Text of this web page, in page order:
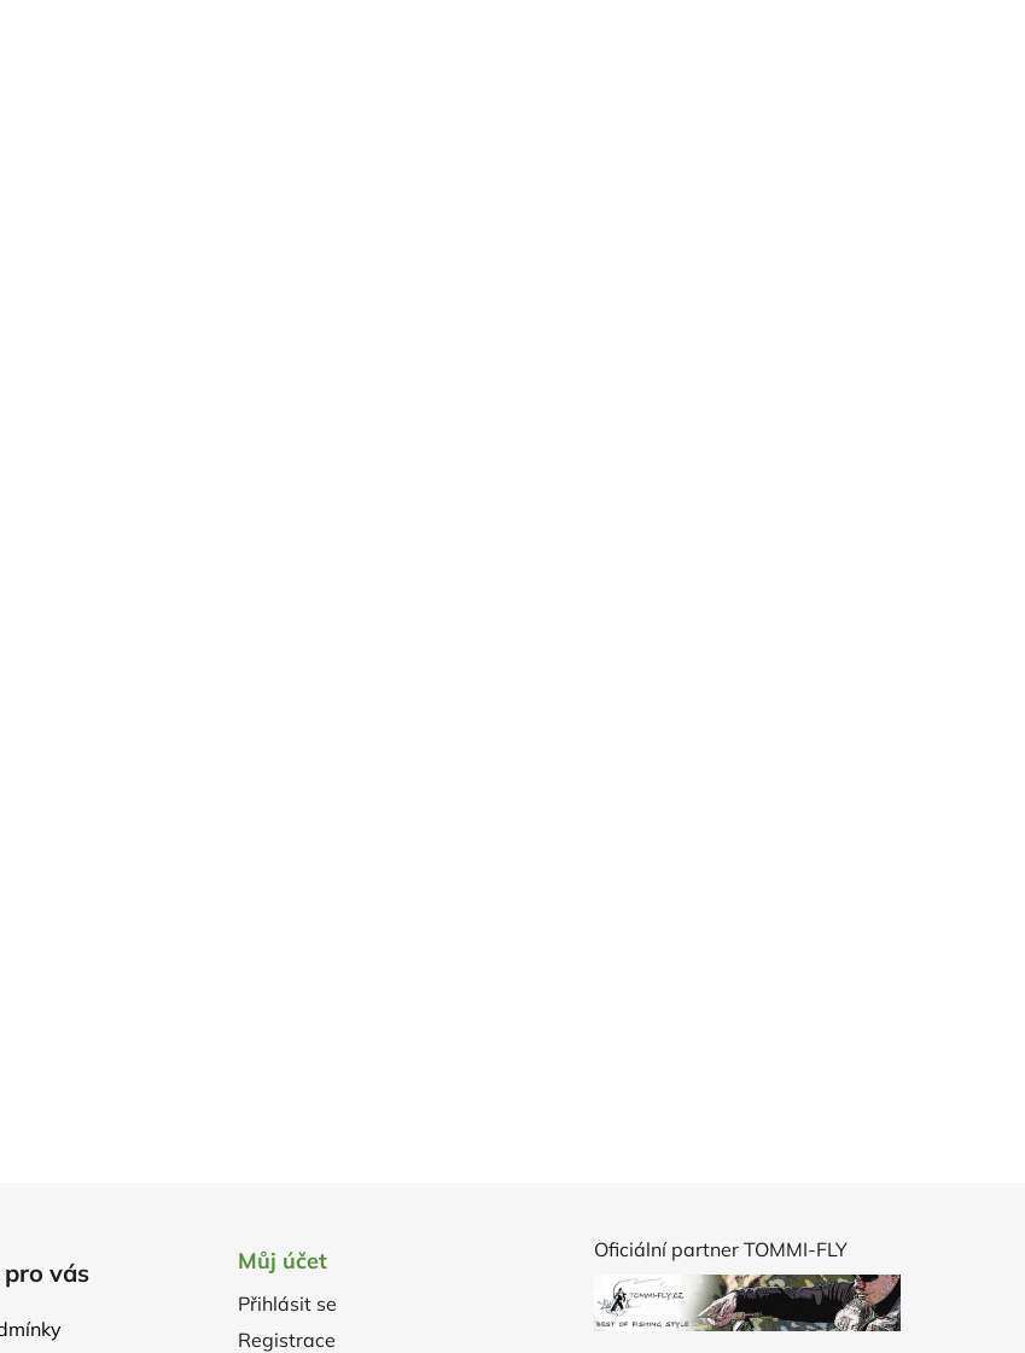
vás Můj účet
Přihlásit se
Registrace
Oficiální partner TOMMI-FLY